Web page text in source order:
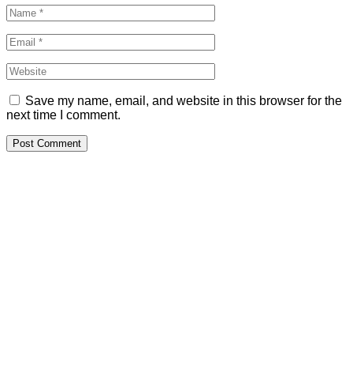
Save my name, email, and website in this browser for the
next time I comment.